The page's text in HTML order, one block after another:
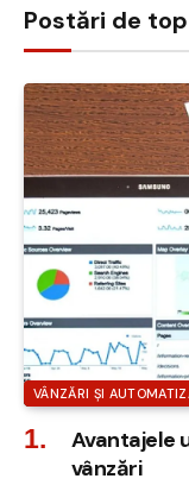
Postări de top
VÂNZĂRI ȘI
Avantajele
vânzări